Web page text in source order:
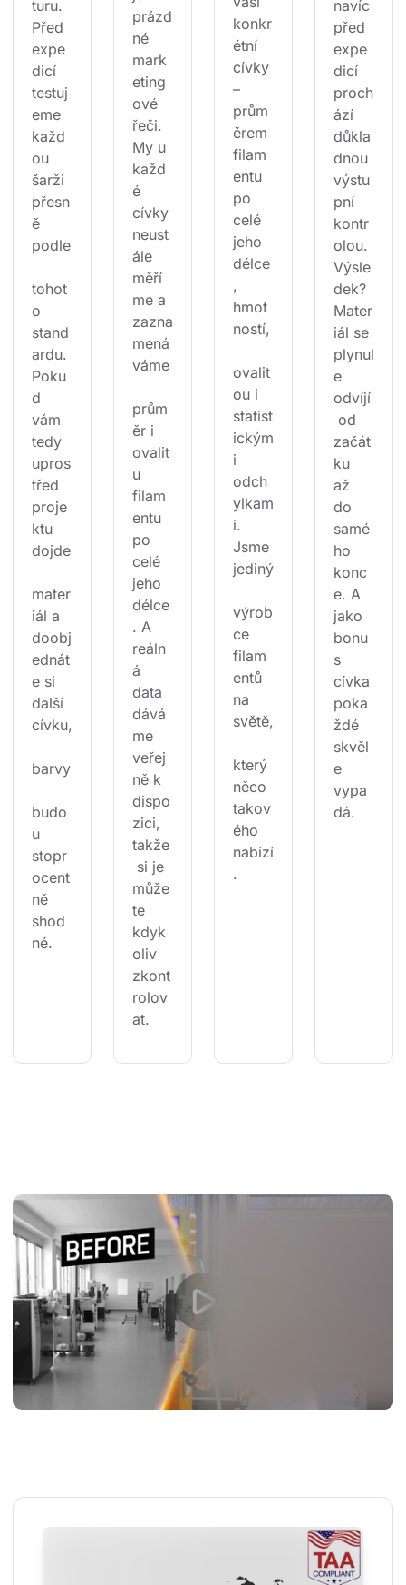
turu.
Před
expe
dicí
testuj
eme
každ
ou
šarži
přesn
ě
podle
tohot
o
stand
ardu.
Poku
d
vám
tedy
upros
třed
proje
ktu
dojde
mater
iál a
doobj
ednát
e si
další
cívku,
barvy
budo
u
stopr
ocent
ně
shod
né.
prázd
né
mark
eting
ové
řeči.
My u
každ
é
cívky
neust
ále
měří
me a
zazna
mená
váme
prům
ěr i
ovalit
u
filam
entu
po
celé
jeho
délce
. A
reáln
á
data
dává
me
veřej
ně k
dispo
zici,
takže
si je
může
te
kdyk
oliv
zkont
rolov
at.
konkr
étní
cívky
–
prům
ěrem
filam
entu
po
celé
jeho
délce
,
hmot
ností,
ovalit
ou i
statist
ickým
i
odch
ylkam
i.
Jsme
jediný
výrob
ce
filam
entů
na
světě,
který
něco
takov
ého
nabízí
.
navíc
před
expe
dicí
proch
ází
důkla
dnou
výstu
pní
kontr
olou.
Výsle
dek?
Mater
iál se
plynul
e
odvíjí
od
začát
ku
až
do
samé
ho
konc
e. A
jako
bonu
s
cívka
poka
ždé
skvěl
e
vypa
dá.